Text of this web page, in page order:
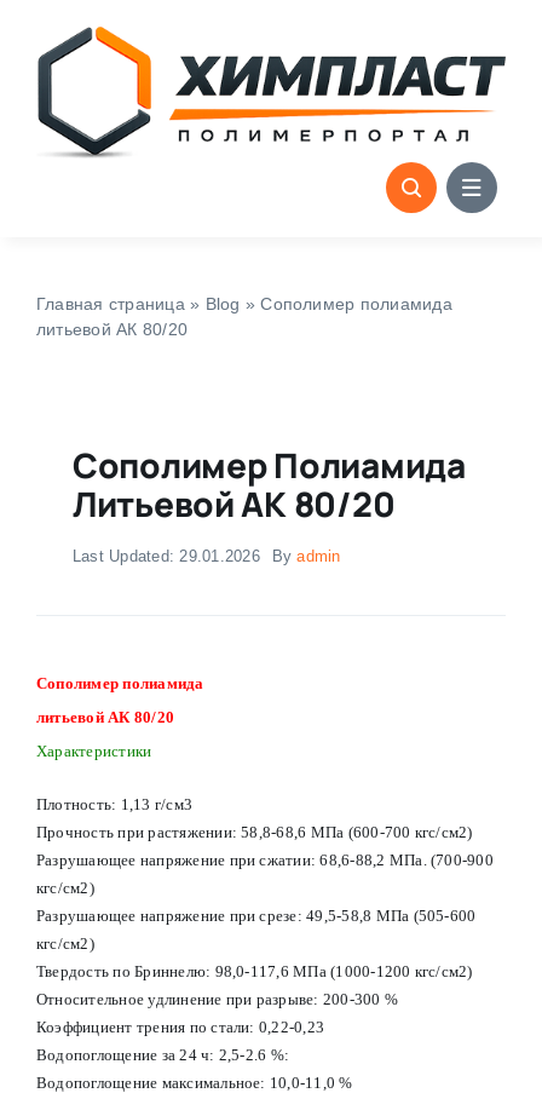
content
Главная страница » Blog »Сополимер полиамида
литьевой АК 80/20
Сополимер Полиамида
Литьевой АК 80/20
Last Updated: 29.01.2026 Byadmin
Сополимер полиамида
литьевой АК 80/20
Характеристики
Плотность: 1,13 г/см3
Прочность при растяжении: 58,8-68,6 МПа (600-700 кгс/см2)
Разрушающее напряжение при сжатии: 68,6-88,2 МПа. (700-900
кгс/см2)
Разрушающее напряжение при срезе: 49,5-58,8 МПа (505-600
кгс/см2)
Твердость по Бриннелю: 98,0-117,6 МПа (1000-1200 кгс/см2)
Относительное удлинение при разрыве: 200-300 %
Коэффициент трения по стали: 0,22-0,23
Водопоглощение за 24 ч: 2,5-2.6 %:
Водопоглощение максимальное: 10,0-11,0 %